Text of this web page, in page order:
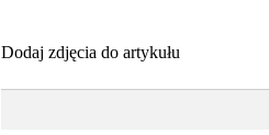
Dodaj zdjęcia do artykułu